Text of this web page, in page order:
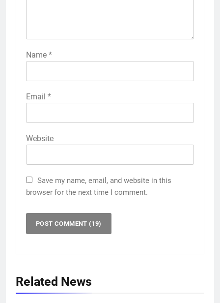
Name *
Email *
Website
Save my name, email, and website in this
browser for the next time I comment.
Related News